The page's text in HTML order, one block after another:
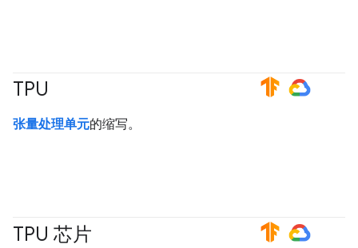
TPU #TensorFlow #GoogleCloud
张量处理单元的缩写。
TPU 芯片 #TensorFlow #GoogleCloud